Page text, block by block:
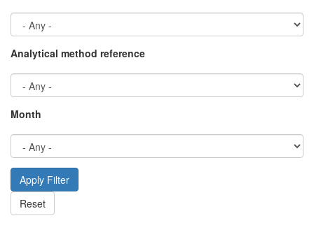
Analytical method reference
Month